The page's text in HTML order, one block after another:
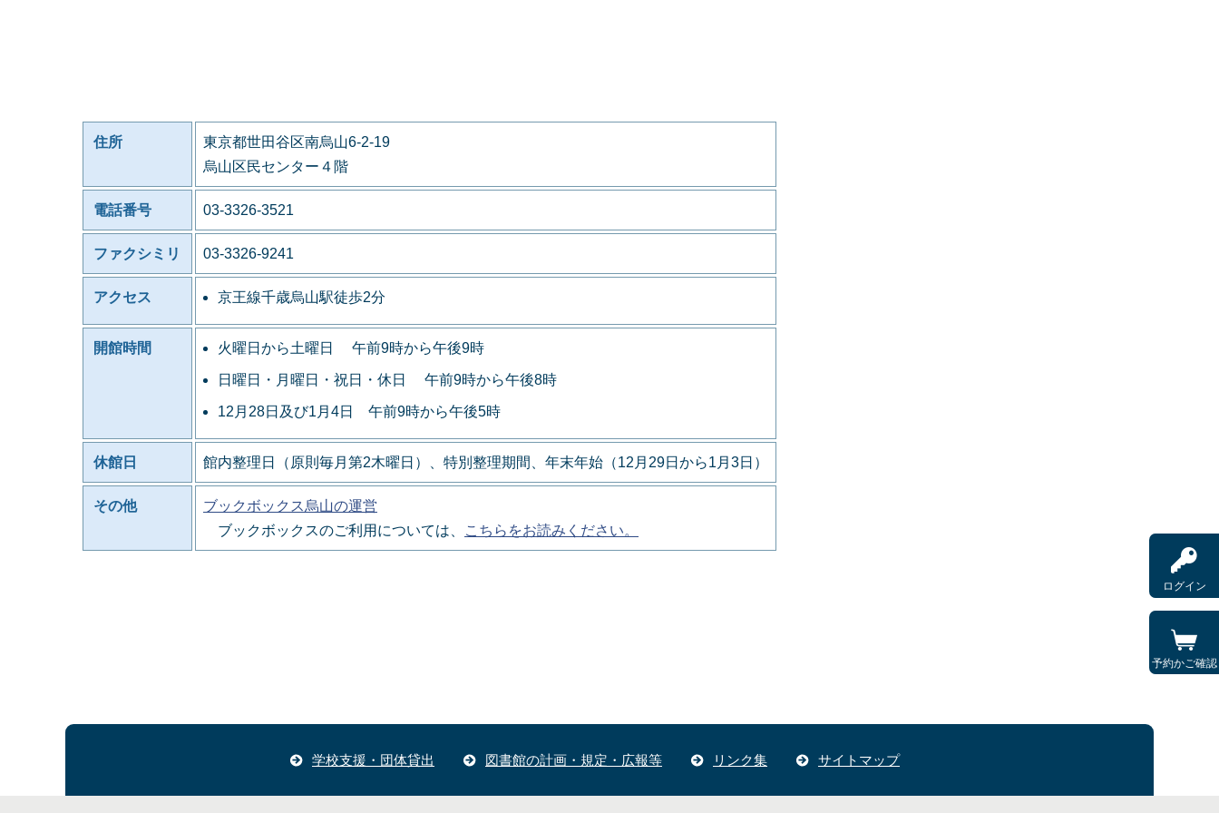
ログイン
予約かご確認
住所
東京都世田谷区南烏山6-2-19
烏山区民センター４階
電話番号 03-3326-3521
ファクシミリ 03-3326-9241
アクセス 京王線千歳烏山駅徒歩2分
開館時間 火曜日から土曜日 午前9時から午後9時
日曜日・月曜日・祝日・休日 午前9時から午後8時
12月28日及び1月4日 午前9時から午後5時
休館日 館内整理日（原則毎月第2木曜日）、特別整理期間、年末年始（12月29日から1月3日）
その他
ブックボックス烏山の運営
ブックボックスのご利用については、
こちらをお読みください。
学校支援・団体貸出 図書館の計画・規定・広報等 リンク集 サイトマップ